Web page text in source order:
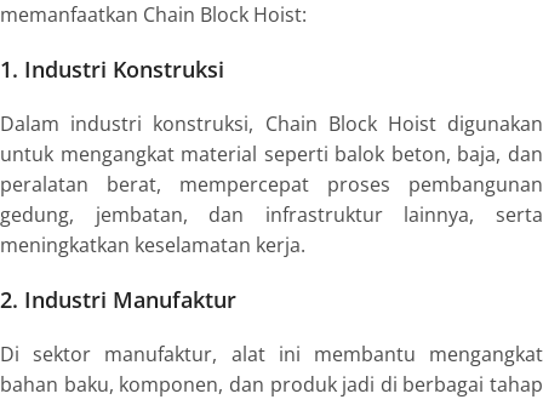
memanfaatkan Chain Block Hoist:
1. Industri Konstruksi
Dalam industri konstruksi, Chain Block Hoist digunakan
untuk mengangkat material seperti balok beton, baja, dan
peralatan berat, mempercepat proses pembangunan
gedung, jembatan, dan infrastruktur lainnya, serta
meningkatkan keselamatan kerja.
2. Industri Manufaktur
Di sektor manufaktur, alat ini membantu mengangkat
bahan baku, komponen, dan produk jadi di berbagai tahap